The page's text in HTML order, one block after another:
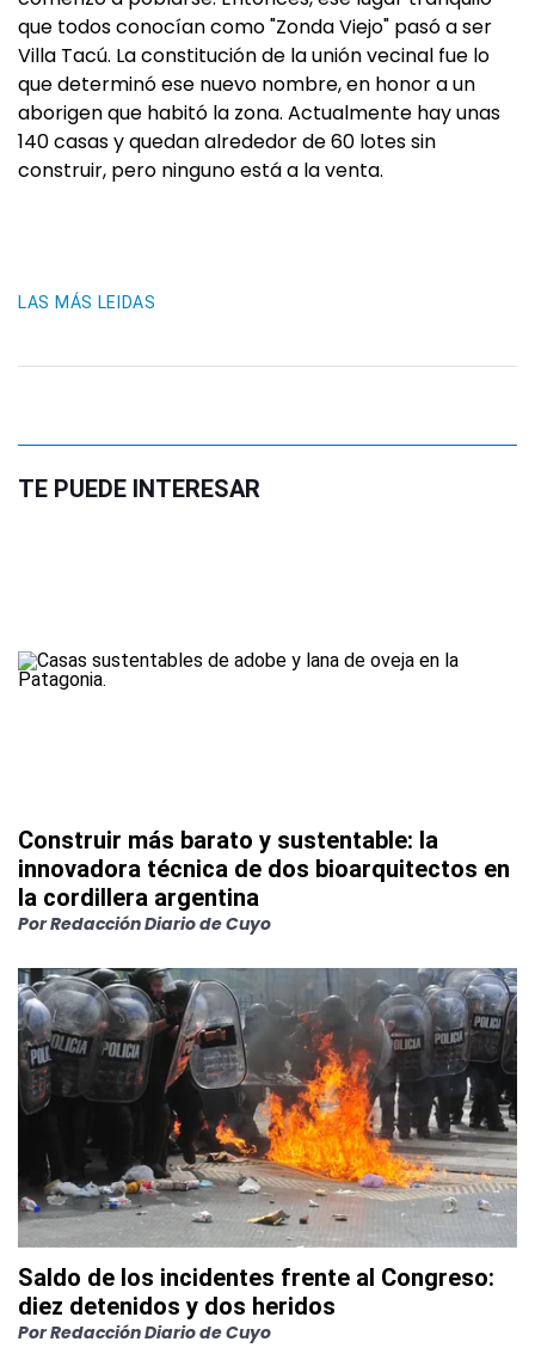
que todos conocían como "Zonda Viejo" pasó a ser
Villa Tacú. La constitución de la unión vecinal fue lo
que determinó ese nuevo nombre, en honor a un
aborigen que habitó la zona. Actualmente hay unas
140 casas y quedan alrededor de 60 lotes sin
construir, pero ninguno está a la venta.
LAS MÁS LEIDAS
TE PUEDE INTERESAR
Construir más barato y sustentable: la
innovadora técnica de dos bioarquitectos en
la cordillera argentina
PorRedacción Diario de Cuyo
Saldo de los incidentes frente al Congreso:
diez detenidos y dos heridos
PorRedacción Diario de Cuyo